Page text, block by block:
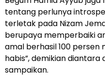
tentang perlunya
terletak pada Nizam
berupaya memperbaiki
amal berhasil 100 persen
habis”, demikian
sampaikan.